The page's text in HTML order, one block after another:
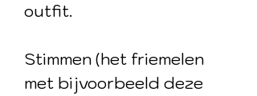
outfit.
Stimmen (het friemelen
met bijvoorbeeld deze